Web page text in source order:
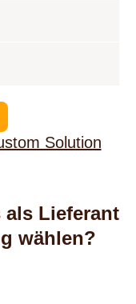
Solution
als Lieferant
wählen?